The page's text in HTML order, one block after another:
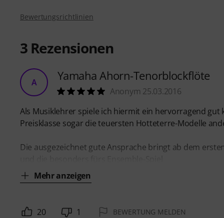
Bewertungsrichtlinien
3 Rezensionen
A Yamaha Ahorn-Tenorblockflöte
Anonym 25.03.2016
Als Musiklehrer spiele ich hiermit ein hervorragend
Preisklasse sogar die teuersten Hotteterre-Modelle
Die ausgezeichnet gute Ansprache bringt ab dem
Mehr anzeigen
20 1 BEWERTUNG MELDEN